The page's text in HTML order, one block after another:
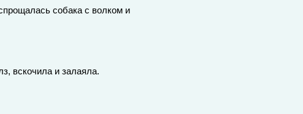
собака с волком и
вскочила и залаяла.